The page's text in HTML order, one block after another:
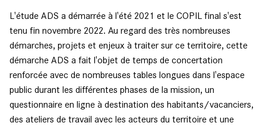
L'étude ADS a démarrée à l'été 2021 et le COPIL final s'est
tenu fin novembre 2022. Au regard des très nombreuses
démarches, projets et enjeux à traiter sur ce territoire, cette
démarche ADS a fait l'objet de temps de concertation
renforcée avec de nombreuses tables longues dans l'espace
public durant les différentes phases de la mission, un
questionnaire en ligne à destination des habitants/vacanciers,
des ateliers de travail avec les acteurs du territoire et une